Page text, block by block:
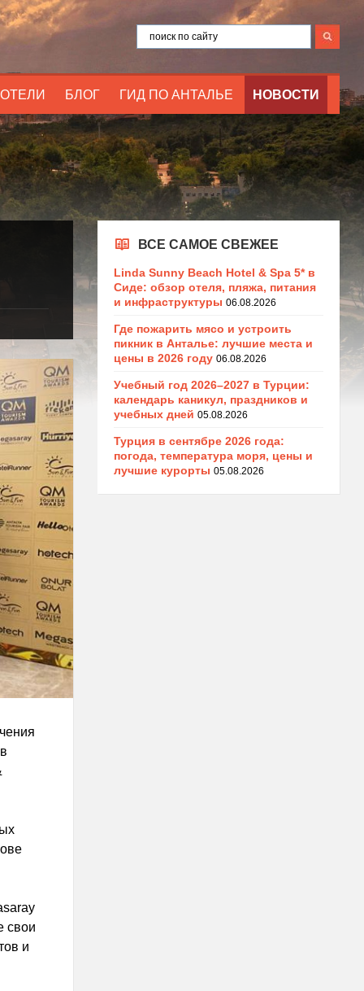
ОТЕЛИ БЛОГ ГИД ПО АНТАЛЬЕ НОВОСТИ
свои
и
ВСЕ САМОЕ СВЕЖЕЕ
Linda Sunny Beach Hotel & Spa 5* в
Сиде: обзор отеля, пляжа, питания
и инфраструктуры 06.08.2026
Где пожарить мясо и устроить
пикник в Анталье: лучшие места и
цены в 2026 году 06.08.2026
Учебный год 2026–2027 в Турции:
календарь каникул, праздников и
учебных дней 05.08.2026
Турция в сентябре 2026 года:
погода, температура моря, цены и
лучшие курорты 05.08.2026